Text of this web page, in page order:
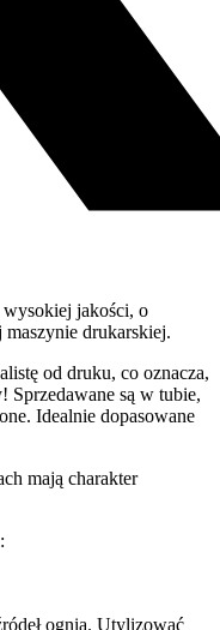
jakości, o
maszynie drukarskiej.
od druku, co oznacza,
są w tubie,
Idealnie dopasowane
mają charakter
ognia. Utylizować